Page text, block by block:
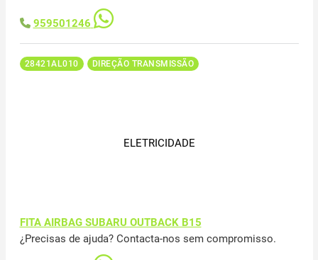
959501246
28421AL010 DIREÇÃO TRANSMISSÃO
ELETRICIDADE
FITA AIRBAG SUBARU OUTBACK B15
¿Precisas de ajuda? Contacta-nos sem compromisso.